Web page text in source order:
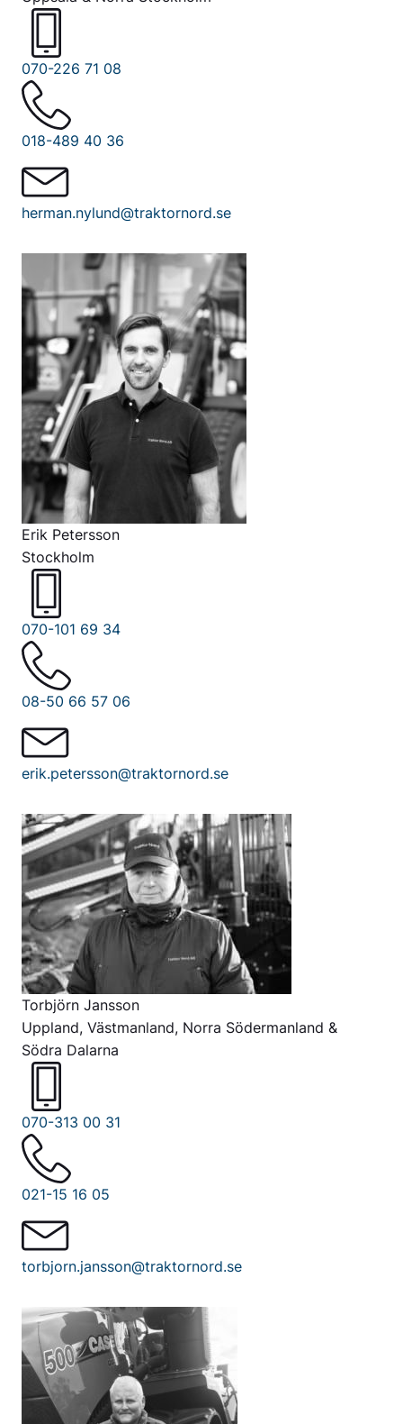
070-226 71 08
018-489 40 36
herman.nylund@traktornord.se
Erik Petersson
Stockholm
070-101 69 34
08-50 66 57 06
erik.petersson@traktornord.se
Torbjörn Jansson
Uppland, Västmanland, Norra Södermanland &
Södra Dalarna
070-313 00 31
021-15 16 05
torbjorn.jansson@traktornord.se